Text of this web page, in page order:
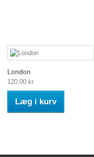
London
120,00 kr
Læg i kurv